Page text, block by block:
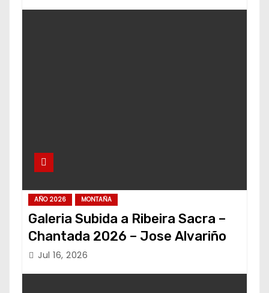
AÑO 2026 MONTAÑA
Galeria Subida a Ribeira Sacra –
Chantada 2026 – Jose Alvariño
Jul 16, 2026